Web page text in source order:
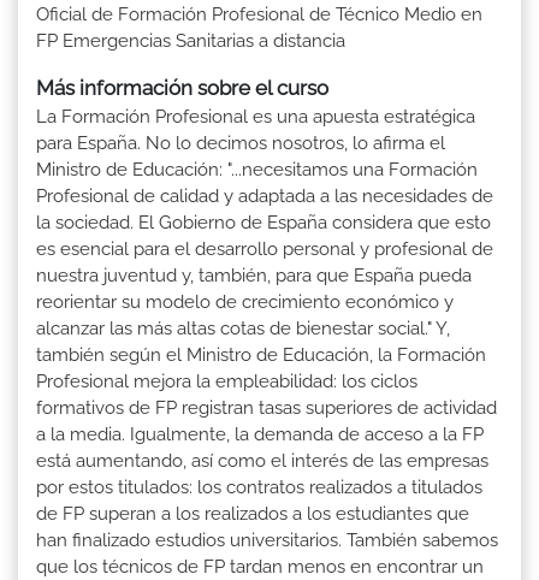
Oficial de Formación Profesional de Técnico Medio en
FP Emergencias Sanitarias a distancia
Más información sobre el curso
La Formación Profesional es una apuesta estratégica
para España. No lo decimos nosotros, lo afirma el
Ministro de Educación: "...necesitamos una Formación
Profesional de calidad y adaptada a las necesidades de
la sociedad. El Gobierno de España considera que esto
es esencial para el desarrollo personal y profesional de
nuestra juventud y, también, para que España pueda
reorientar su modelo de crecimiento económico y
alcanzar las más altas cotas de bienestar social." Y,
también según el Ministro de Educación, la Formación
Profesional mejora la empleabilidad: los ciclos
formativos de FP registran tasas superiores de actividad
a la media. Igualmente, la demanda de acceso a la FP
está aumentando, así como el interés de las empresas
por estos titulados: los contratos realizados a titulados
de FP superan a los realizados a los estudiantes que
han finalizado estudios universitarios. También sabemos
que los técnicos de FP tardan menos en encontrar un